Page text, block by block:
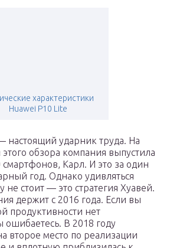
характеристики
Huawei P10 Lite
настоящий ударник труда. На
обзора компания выпустила
Карл. И это за один
год. Однако удивляться
не стоит — это стратегия Хуавей.
держит с 2016 года. Если вы
продуктивности нет
ошибаетесь. В 2018 году
второе место по реализации